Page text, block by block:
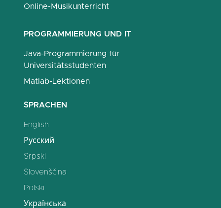
Online-Musikunterricht
PROGRAMMIERUNG UND IT
Java-Programmierung für
Universitätsstudenten
Matlab-Lektionen
SPRACHEN
English
Русский
Srpski
Slovenščina
Polski
Українська